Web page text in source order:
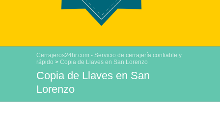
Cerrajeros24hr.com - Servicio de cerrajería confiable y
rápido > Copia de Llaves en San Lorenzo
Copia de Llaves en San
Lorenzo